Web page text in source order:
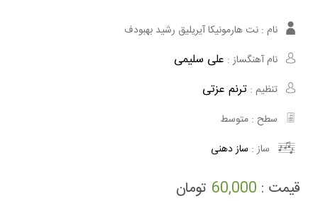
نام : نت هارمونیکا آیریلیق رشید بهبودف
نام آهنگساز : علی سلیمی
تنظیم : ترنم عزتی
سطح : متوسط
ساز : ساز دهنی
قیمت : 60,000 تومان